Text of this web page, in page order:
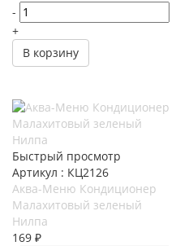
-
+
В корзину
Быстрый просмотр
Артикул : КЦ2126
Аква-Меню Кондиционер
Малахитовый зеленый
Нилпа
169 ₽